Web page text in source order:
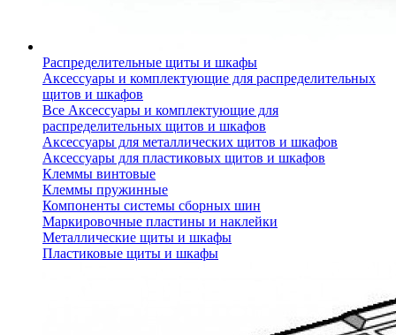
Распределительные щиты и шкафы
Аксессуары и комплектующие для распределительных
щитов и шкафов
Все Аксессуары и комплектующие для
распределительных щитов и шкафов
Аксессуары для металлических щитов и шкафов
Аксессуары для пластиковых щитов и шкафов
Клеммы винтовые
Клеммы пружинные
Компоненты системы сборных шин
Маркировочные пластины и наклейки
Металлические щиты и шкафы
Пластиковые щиты и шкафы